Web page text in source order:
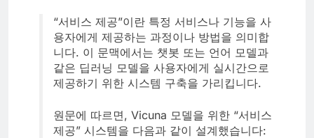
“서비스 제공”이란 특정 서비스나 기능을 사
용자에게 제공하는 과정이나 방법을 의미합
니다. 이 문맥에서는 챗봇 또는 언어 모델과
같은 딥러닝 모델을 사용자에게 실시간으로
제공하기 위한 시스템 구축을 가리킵니다.
원문에 따르면, Vicuna 모델을 위한 “서비스
제공” 시스템을 다음과 같이 설계했습니다: